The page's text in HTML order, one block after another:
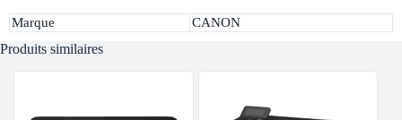
Marque CANON
Produits similaires